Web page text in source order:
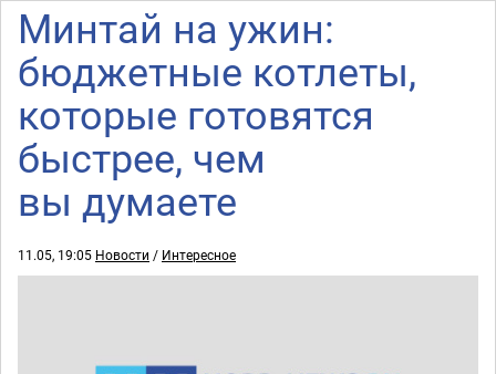
Минтай на ужин:
бюджетные котлеты,
которые готовятся
быстрее, чем
вы думаете
11.05, 19:05 Новости / Интересное